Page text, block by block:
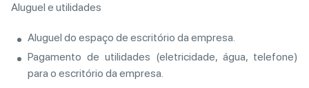
Aluguel e utilidades
Aluguel do espaço de escritório da empresa.
Pagamento de utilidades (eletricidade, água, telefone)
para o escritório da empresa.